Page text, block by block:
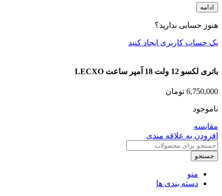
ادامه
هنوز حسابی ندارید؟
یک حساب کاربری ایجاد کنید
باتری لکسو 12 ولت 18 آمپر ساعت LECXO
6,750,000 تومان
ناموجود
مقایسه
افزودن به علاقه مندی
جستجو
منو
دسته بندی ها